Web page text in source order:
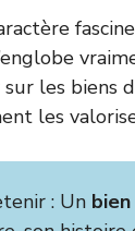
sur les biens
les
: Un